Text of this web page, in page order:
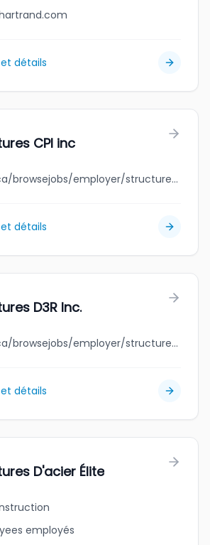
détails
CPI inc
jobbank.gc.ca/browsejobs/employer/structures+cpi+inc/ca
détails
D3R Inc.
jobbank.gc.ca/browsejobs/employer/structures+d3r+inc./ca
détails
D'acier Élite
employés